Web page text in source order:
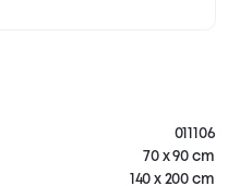
011106
70 x 90 cm
140 x 200 cm